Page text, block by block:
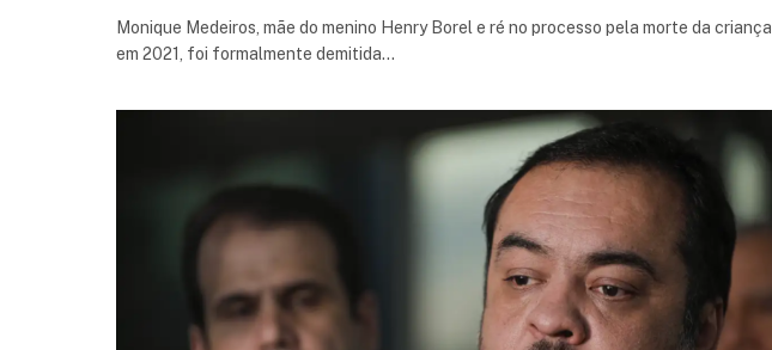
Monique Medeiros, mãe do menino Henry Borel e ré no processo pela morte da criança
em 2021, foi formalmente demitida…